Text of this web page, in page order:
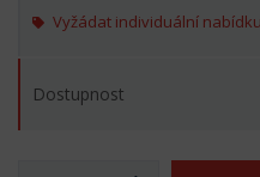
Vyžádat individuální nabídku
Dostupnost